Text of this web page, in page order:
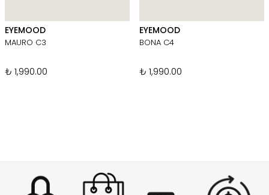
EYEMOOD
MAURO C3
₺ 1,990.00
EYEMOOD
BONA C4
₺ 1,990.00